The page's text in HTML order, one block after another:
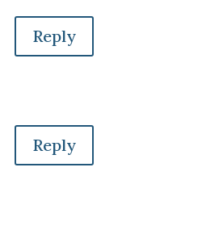
Reply
Reply